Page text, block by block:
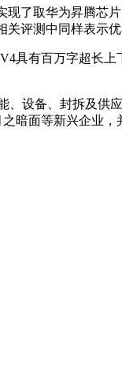
了取华为昇腾芯
评测中同样表示
有百万字超长上
备、封拆及供应
之暗面等新兴企